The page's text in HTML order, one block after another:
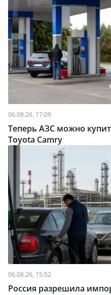
06.08.26, 17:09
Теперь АЗС можно
Toyota Camry
06.08.26, 15:52
Россия разрешила